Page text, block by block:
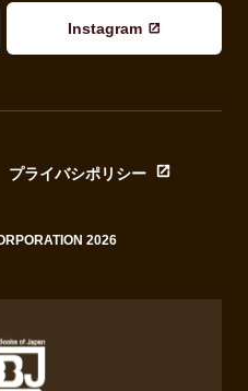
Instagram
プライバシポリシー
2026